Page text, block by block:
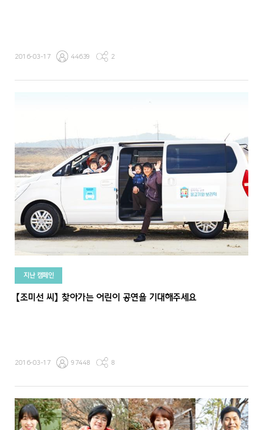
2016-03-17 44639 2
지난 캠페인
【조미선 씨】 찾아가는 어린이 공연을 기대해주세요
2016-03-17 97448 8